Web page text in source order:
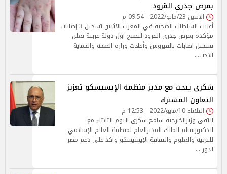
بمرض جدري القرود
الإثنين 23/مايو/2022 - 09:54 م
أعلنت السلطات الصحية في المغرب الاثنين تسجيل 3 إصابات
مؤكدة بمرض جدري القرود لتصبح أول دولة عربية تعلن
تسجيل إصابات بالفيروس وأفادت وزارة الصحة والحماية
الاجت…
شكرى يبحث مع مدير منظمة الإيسيسكو تعزيز
التعاون المشترك
الثلاثاء 10/مايو/2022 - 12:53 م
التقى وزيرالخارجية سامح شكرى اليوم الثلاثاء مع
الدكتورسالم المالك المديرالعام لمنظمة العالم الإسلامي
للتربية والعلوم والثقافة الإيسيسكو وأكد على دعم مصر
لدور …